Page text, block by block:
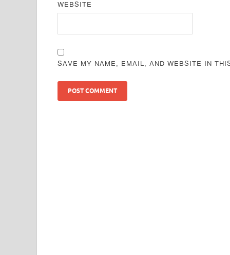
WEBSITE
SAVE MY NAME, EMAIL, AND WEBSITE IN